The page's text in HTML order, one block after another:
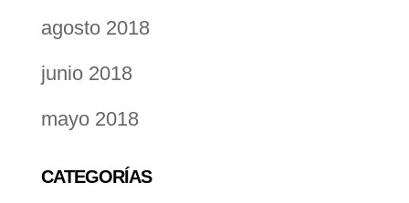
agosto 2018
junio 2018
mayo 2018
CATEGORÍAS